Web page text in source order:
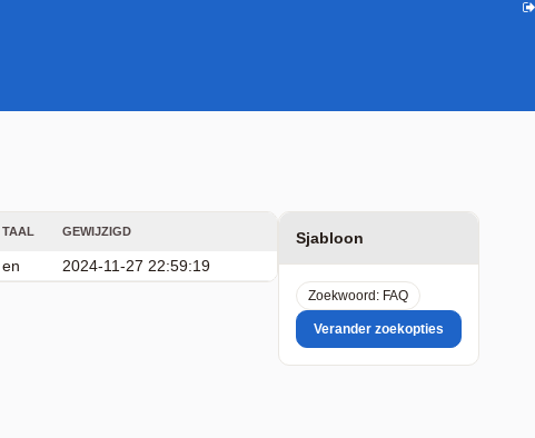
Sjabloon
Zoekwoord: FAQ
Verander zoekopties
TAAL GEWIJZIGD
en 2024-11-27 22:59:19